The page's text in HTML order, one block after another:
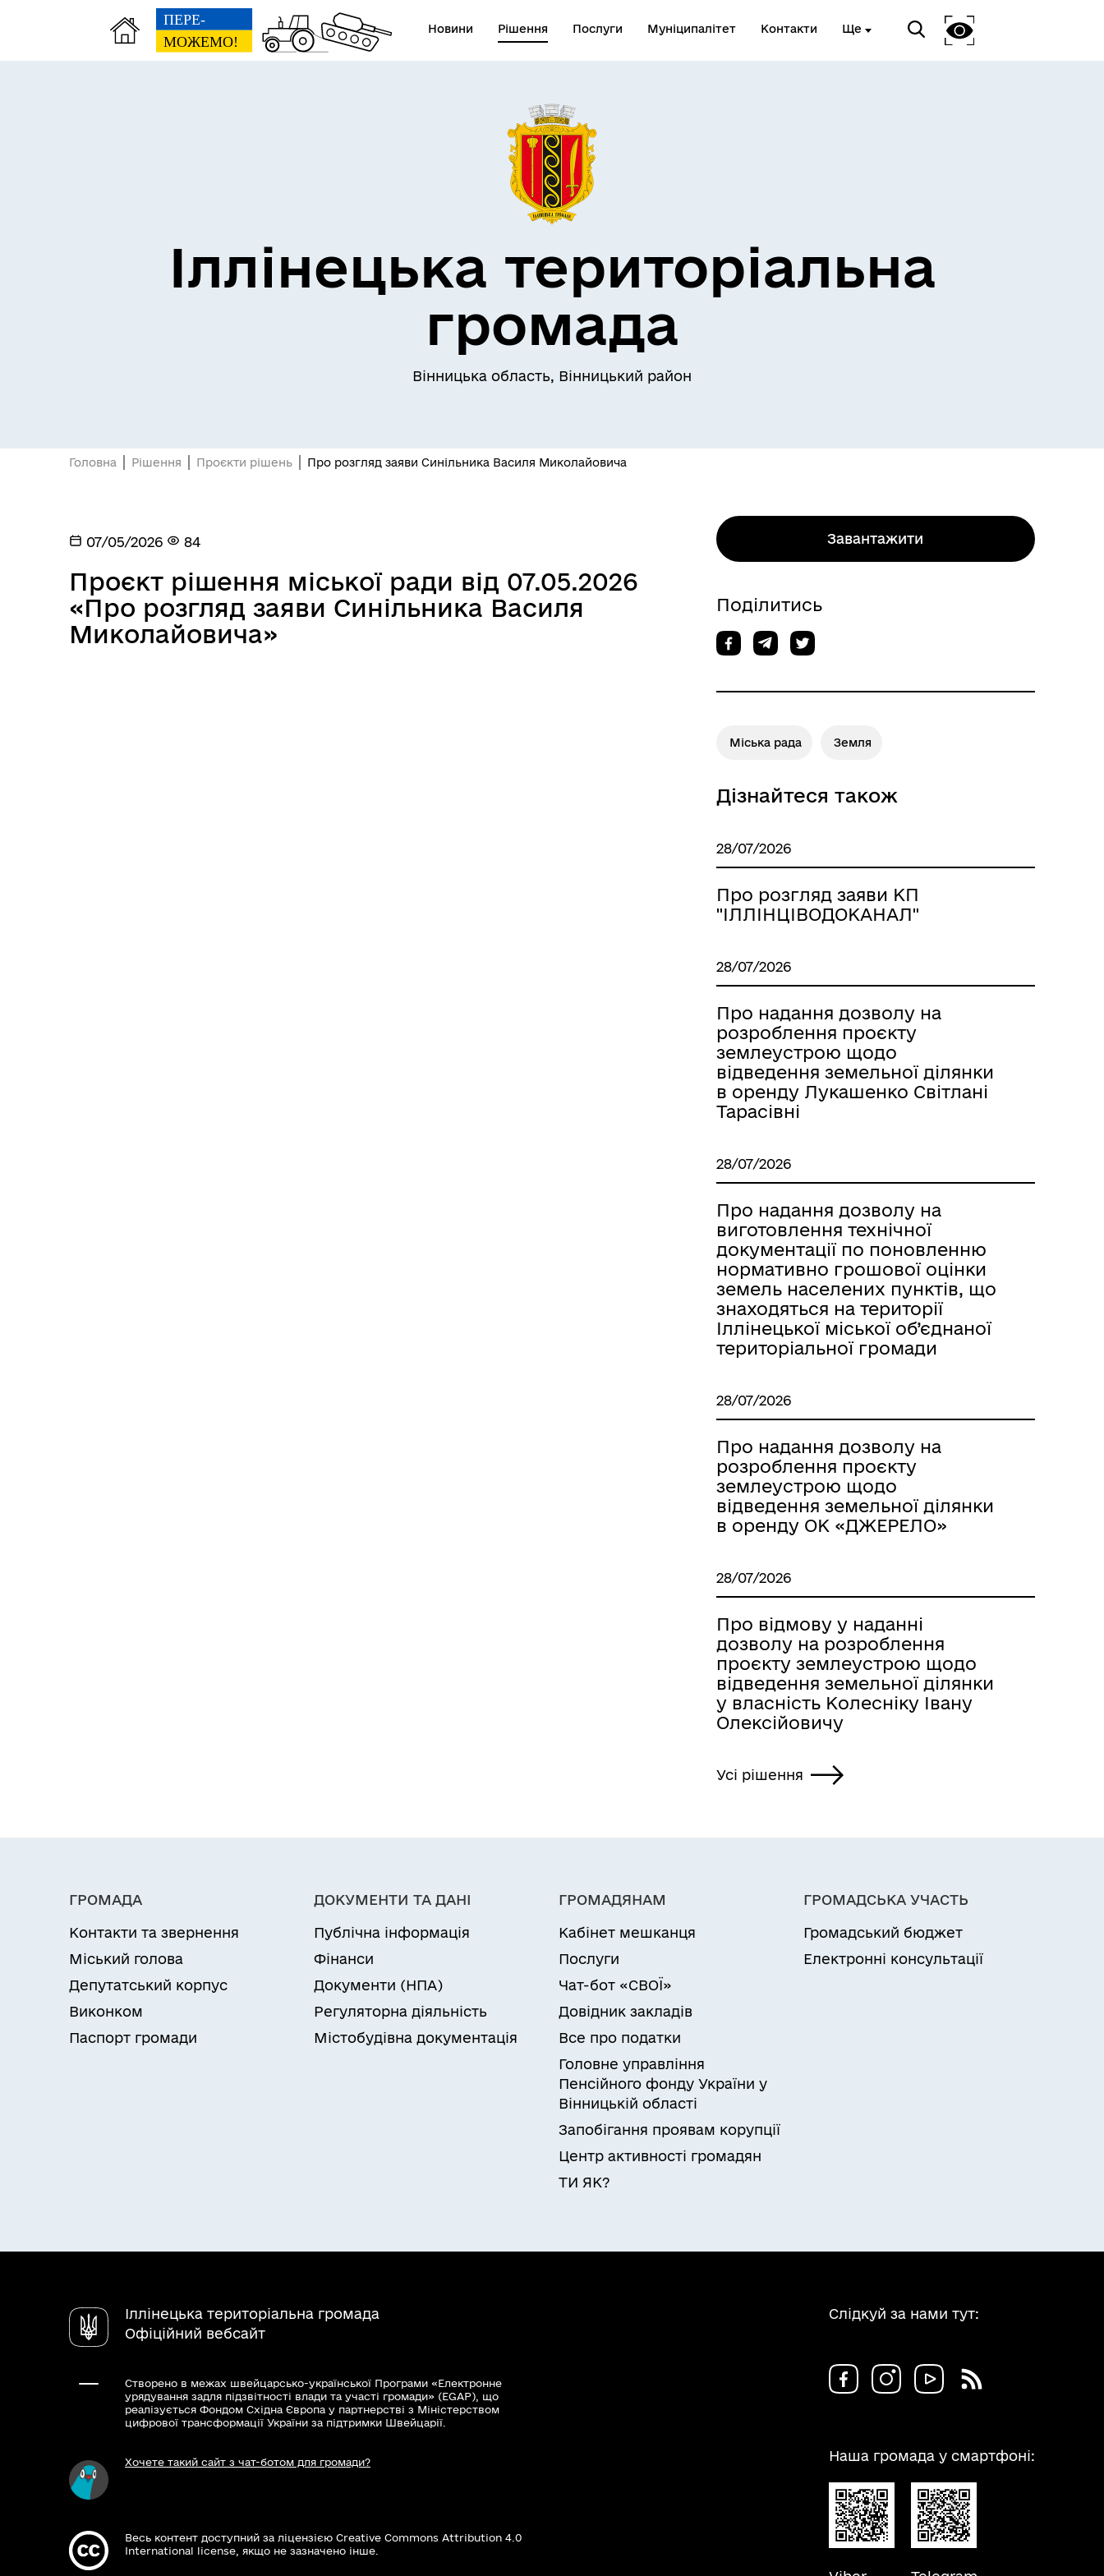
Новини Рішення Послуги Муніципалітет Контакти Ще
Іллінецька територіальна
громада
Вінницька область, Вінницький район
Головна Рішення Проєкти рішень Про розгляд заяви Синільника Василя Миколайовича
07/05/2026 84
Проєкт рішення міської ради від 07.05.2026
«Про розгляд заяви Синільника Василя
Миколайовича»
Завантажити
Поділитись
Міська рада Земля
Дізнайтеся також
28/07/2026
Про розгляд заяви КП
"ІЛЛІНЦІВОДОКАНАЛ"
28/07/2026
Про надання дозволу на
розроблення проєкту
землеустрою щодо
відведення земельної ділянки
в оренду Лукашенко Світлані
Тарасівні
28/07/2026
Про надання дозволу на
виготовлення технічної
документації по поновленню
нормативно грошової оцінки
земель населених пунктів, що
знаходяться на території
Іллінецької міської об’єднаної
територіальної громади
28/07/2026
Про надання дозволу на
розроблення проєкту
землеустрою щодо
відведення земельної ділянки
в оренду ОК «ДЖЕРЕЛО»
28/07/2026
Про відмову у наданні
дозволу на розроблення
проєкту землеустрою щодо
відведення земельної ділянки
у власність Колесніку Івану
Олексійовичу
Усі рішення
ГРОМАДА
Контакти та звернення
Міський голова
Депутатський корпус
Виконком
Паспорт громади
ДОКУМЕНТИ ТА ДАНІ
Публічна інформація
Фінанси
Документи (НПА)
Регуляторна діяльність
Містобудівна документація
ГРОМАДЯНАМ
Кабінет мешканця
Послуги
Чат-бот «СВОЇ»
Довідник закладів
Все про податки
Головне управління
Пенсійного фонду України у
Вінницькій області
Запобігання проявам корупції
Центр активності громадян
ТИ ЯК?
ГРОМАДСЬКА УЧАСТЬ
Громадський бюджет
Електронні консультації
Іллінецька територіальна громада
Офіційний вебсайт
Створено в межах швейцарсько-української Програми «Електронне
урядування задля підзвітності влади та участі громади» (EGAP), що
реалізується Фондом Східна Європа у партнерстві з Міністерством
цифрової трансформації України за підтримки Швейцарії.
Хочете такий сайт з чат-ботом для громади?
Весь контент доступний за ліцензією Creative Commons Attribution 4.0
International license, якщо не зазначено інше.
Слідкуй за нами тут:
Наша громада у смартфоні: